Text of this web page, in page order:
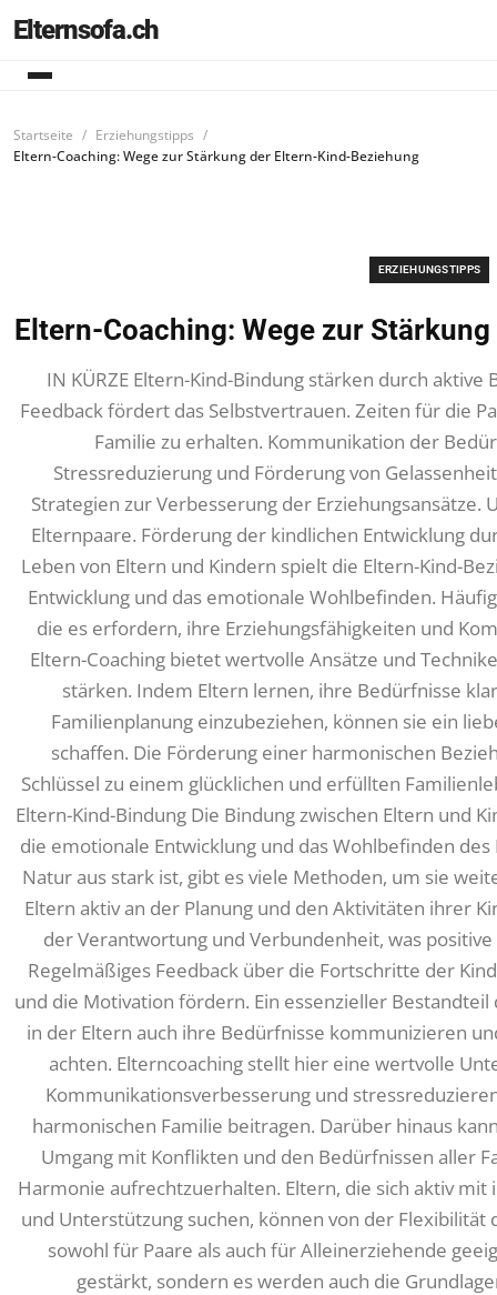
Elternsofa.ch
Startseite
Erziehungstipps
Eltern-Coaching: Wege zur Stärkung der Eltern-Kind-Beziehung
ERZIEHUNGSTIPPS
Eltern-Coaching: Wege zur
IN KÜRZE Eltern-Kind-Bindung stärken durch
Feedback fördert das Selbstvertrauen. Zeiten für die
Familie zu erhalten. Kommunikation der
Stressreduzierung und Förderung von
Strategien zur Verbesserung der
Elternpaare. Förderung der kindlichen Entwicklung
Leben von Eltern und Kindern spielt die Eltern-Kind-
Entwicklung und das emotionale Wohlbefinden.
die es erfordern, ihre Erziehungsfähigkeiten und
Eltern-Coaching bietet wertvolle Ansätze und
stärken. Indem Eltern lernen, ihre Bedürfnisse
Familienplanung einzubeziehen, können sie ein
schaffen. Die Förderung einer harmonischen
Schlüssel zu einem glücklichen und erfüllten
Eltern-Kind-Bindung Die Bindung zwischen Eltern und
die emotionale Entwicklung und das Wohlbefinden
Natur aus stark ist, gibt es viele Methoden, um sie
Eltern aktiv an der Planung und den Aktivitäten ihrer
der Verantwortung und Verbundenheit, was
Regelmäßiges Feedback über die Fortschritte der
und die Motivation fördern. Ein essenzieller
in der Eltern auch ihre Bedürfnisse kommunizieren
achten. Elterncoaching stellt hier eine wertvolle
Kommunikationsverbesserung und
harmonischen Familie beitragen. Darüber hinaus
Umgang mit Konflikten und den Bedürfnissen aller
Harmonie aufrechtzuerhalten. Eltern, die sich aktiv
und Unterstützung suchen, können von der
sowohl für Paare als auch für Alleinerziehende
gestärkt, sondern es werden auch die